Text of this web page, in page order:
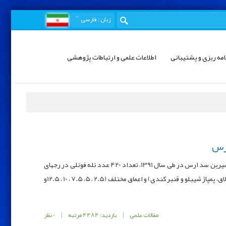
زبان: فارسی
ریزی و پشتیبانی اطلاعات علمی و ارتباطات پژوهشی
به منظور تعیین میزان زی توده، حداکثر محصول قابل برداشت و پویایی جمعیت خرچنگ دراز آب شیرین سد ارس در طی سال 1391، تعداد 420 عدد تله فونلی در رجهای
30 عددی آماده و بعد از طعمه گذاری، در ایستگاه ها (قرق، تاج سد، بایرام پمپی، باغ سیب، قزل قشلاق، پمپاژ شیبلو و قنبر کندی) و اعماق مختلف (2.5 ، 5، 7.5 ، 10 ، 12.5و
مقالات علمی | بازدید: 4484 مرتبه | 0 نظر